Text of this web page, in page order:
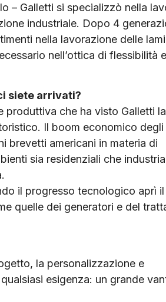
– Galletti si specializzò nella
industriale. Dopo 4
nella lavorazione delle
nell’ottica di flessibilità e
siete arrivati?
produttiva che ha visto Galletti
Il boom economico degli
brevetti americani in materia di
sia residenziali che
il progresso tecnologico aprì
quelle dei generatori e del
la personalizzazione e
esigenza: un grande